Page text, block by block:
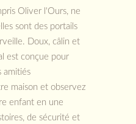
Oliver l'Ours, ne
sont des portails
Doux, câlin et
est conçue pour
amitiés
maison et observez
enfant en une
de sécurité et